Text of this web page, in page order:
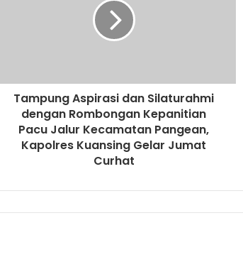
Tampung Aspirasi dan Silaturahmi
dengan Rombongan Kepanitian
Pacu Jalur Kecamatan Pangean,
Kapolres Kuansing Gelar Jumat
Curhat